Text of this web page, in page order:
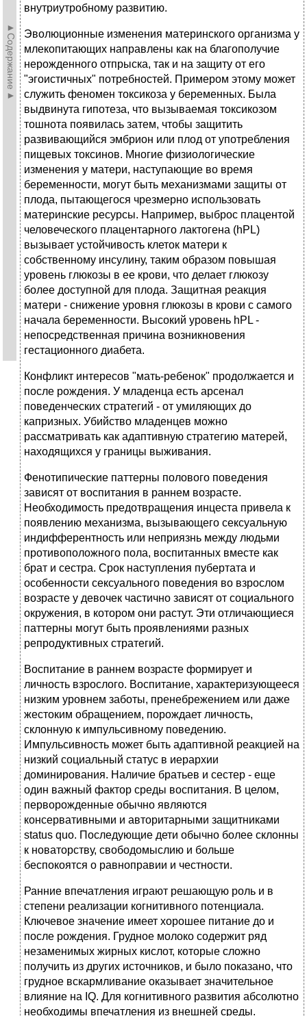
►Содержание►
внутриутробному развитию.
Эволюционные изменения материнского организма у
млекопитающих направлены как на благополучие
нерожденного отпрыска, так и на защиту от его
"эгоистичных" потребностей. Примером этому может
служить феномен токсикоза у беременных. Была
выдвинута гипотеза, что вызываемая токсикозом
тошнота появилась затем, чтобы защитить
развивающийся эмбрион или плод от употребления
пищевых токсинов. Многие физиологические
изменения у матери, наступающие во время
беременности, могут быть механизмами защиты от
плода, пытающегося чрезмерно использовать
материнские ресурсы. Например, выброс плацентой
человеческого плацентарного лактогена (hPL)
вызывает устойчивость клеток матери к
собственному инсулину, таким образом повышая
уровень глюкозы в ее крови, что делает глюкозу
более доступной для плода. Защитная реакция
матери - снижение уровня глюкозы в крови с самого
начала беременности. Высокий уровень hPL -
непосредственная причина возникновения
гестационного диабета.
Конфликт интересов "мать-ребенок" продолжается и
после рождения. У младенца есть арсенал
поведенческих стратегий - от умиляющих до
капризных. Убийство младенцев можно
рассматривать как адаптивную стратегию матерей,
находящихся у границы выживания.
Фенотипические паттерны полового поведения
зависят от воспитания в раннем возрасте.
Необходимость предотвращения инцеста привела к
появлению механизма, вызывающего сексуальную
индифферентность или неприязнь между людьми
противоположного пола, воспитанных вместе как
брат и сестра. Срок наступления пубертата и
особенности сексуального поведения во взрослом
возрасте у девочек частично зависят от социального
окружения, в котором они растут. Эти отличающиеся
паттерны могут быть проявлениями разных
репродуктивных стратегий.
Воспитание в раннем возрасте формирует и
личность взрослого. Воспитание, характеризующееся
низким уровнем заботы, пренебрежением или даже
жестоким обращением, порождает личность,
склонную к импульсивному поведению.
Импульсивность может быть адаптивной реакцией на
низкий социальный статус в иерархии
доминирования. Наличие братьев и сестер - еще
один важный фактор среды воспитания. В целом,
перворожденные обычно являются
консервативными и авторитарными защитниками
status quo. Последующие дети обычно более склонны
к новаторству, свободомыслию и больше
беспокоятся о равноправии и честности.
Ранние впечатления играют решающую роль и в
степени реализации когнитивного потенциала.
Ключевое значение имеет хорошее питание до и
после рождения. Грудное молоко содержит ряд
незаменимых жирных кислот, которые сложно
получить из других источников, и было показано, что
грудное вскармливание оказывает значительное
влияние на IQ. Для когнитивного развития абсолютно
необходимы впечатления из внешней среды.